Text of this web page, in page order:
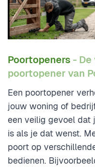
Poortopeners- De
poortopener van
Een poortopener
jouw woning of
een veilig gevoel dat
is als je dat wenst.
poort op
bedienen.